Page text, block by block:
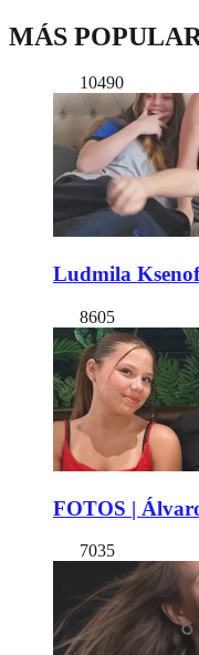
MÁS
10490
Ludmila
8605
FOTOS |
7035